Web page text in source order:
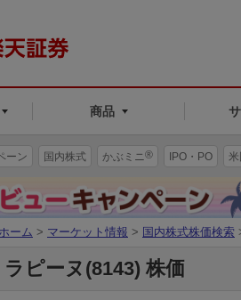
商品
ーン 国内株式 かぶミニ ® IPO・PO
ホーム > マーケット情報 > 国内株式株価検索
ラピーヌ(8143) 株価